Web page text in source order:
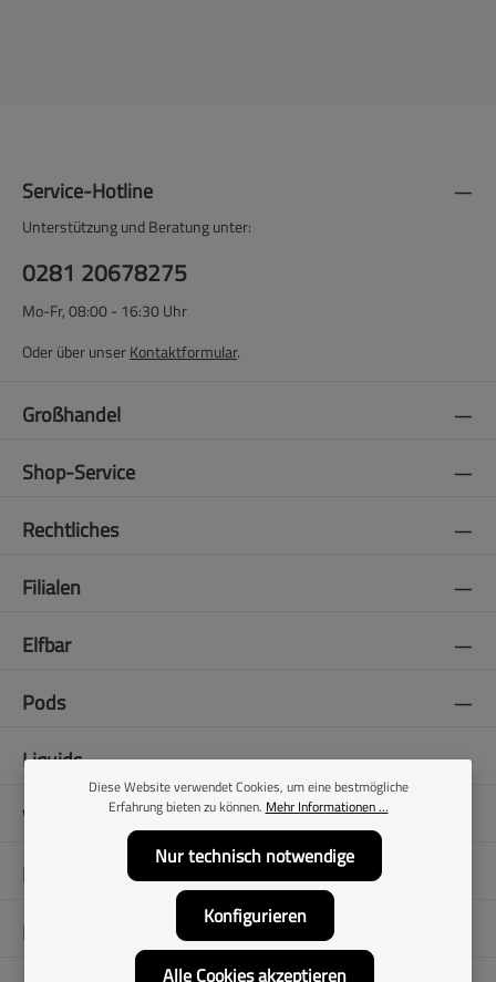
Service-Hotline
Unterstützung und Beratung unter:
0281 20678275
Mo-Fr, 08:00 - 16:30 Uhr
Oder über unserKontaktformular.
Großhandel
Shop-Service
Rechtliches
Filialen
Elfbar
Pods
Liquids
Vapes
E-Zigaretten
Folge uns
Diese Website verwendet Cookies, um eine bestmögliche
Erfahrung bieten zu können. Mehr Informationen ...
Nur technisch notwendige
Konfigurieren
Alle Cookies akzeptieren